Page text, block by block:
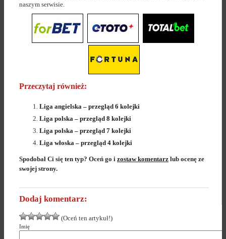
naszym serwisie.
Przeczytaj również:
Liga angielska – przegląd 6 kolejki
Liga polska – przegląd 8 kolejki
Liga polska – przegląd 7 kolejki
Liga włoska – przegląd 4 kolejki
Spodobał Ci się ten typ? Oceń go i zostaw komentarz lub ocenę ze
swojej strony.
Dodaj komentarz:
(Oceń ten artykuł!)
Imię